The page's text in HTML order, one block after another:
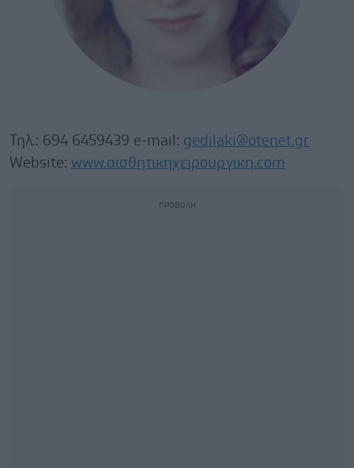
Τηλ.: 694 6459439 e-mail: gedilaki@otenet.gr
Website: www.αισθητικηχειρουργικη.com